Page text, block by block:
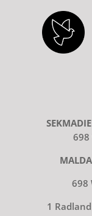
698
698
1